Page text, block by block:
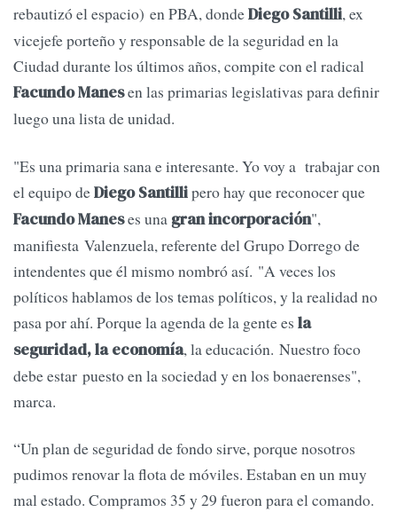
rebautizó el espacio) en PBA, dondeDiego Santilli, ex
vicejefe porteño y responsable de la seguridad en la
Ciudad durante los últimos años, compite con el radical
Facundo Manesen las primarias legislativas para definir
luego una lista de unidad.
"Es una primaria sana e interesante. Yo voy a trabajar con
el equipo deDiego Santillipero hay que reconocer que
Facundo Maneses una gran incorporación",
manifiesta Valenzuela, referente del Grupo Dorrego de
intendentes que él mismo nombró así. "A veces los
políticos hablamos de los temas políticos, y la realidad no
pasa por ahí. Porque la agenda de la gente es la
seguridad, la economía, la educación. Nuestro foco
debe estar puesto en la sociedad y en los bonaerenses",
marca.
“Un plan de seguridad de fondo sirve, porque nosotros
pudimos renovar la flota de móviles. Estaban en un muy
mal estado. Compramos 35 y 29 fueron para el comando.